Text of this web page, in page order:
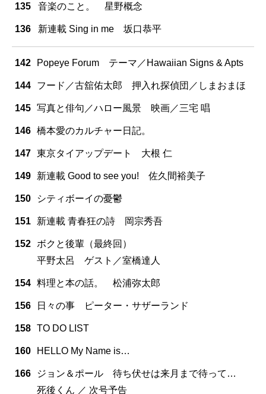
135 音楽のこと。 星野概念
136 新連載 Sing in me 坂口恭平
142 Popeye Forum テーマ／Hawaiian Signs & Apts
144 フード／古舘佑太郎 押入れ探偵団／しまおまほ
145 写真と俳句／ハロー風景 映画／三宅 唱
146 橋本愛のカルチャー日記。
147 東京タイアップデート 大根 仁
149 新連載 Good to see you! 佐久間裕美子
150 シティボーイの憂鬱
151 新連載 青春狂の詩 岡宗秀吾
152
ボクと後輩（最終回）
平野太呂 ゲスト／室橋達人
154 料理と本の話。 松浦弥太郎
156 日々の事 ピーター・サザーランド
158 TO DO LIST
160 HELLO My Name is…
166
ジョン＆ポール 待ち伏せは来月まで待って…
死後くん ／ 次号予告